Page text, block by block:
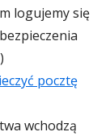
logujemy się
pocztę
wchodzą